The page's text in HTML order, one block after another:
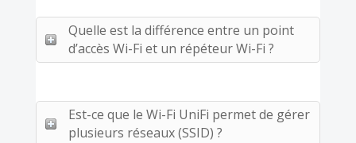
Quelle est la différence entre un point
d’accès Wi-Fi et un répéteur Wi-Fi ?
Est-ce que le Wi-Fi UniFi permet de gérer
plusieurs réseaux (SSID) ?